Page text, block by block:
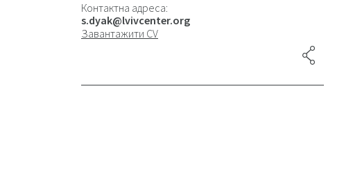
Контактна адреса:
s.dyak@lvivcenter.org
Завантажити CV